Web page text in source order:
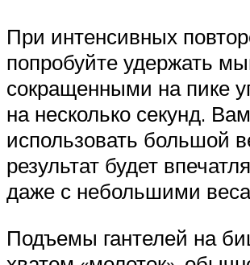
При интенсивных
попробуйте удержать
сокращенными на пике
на несколько секунд.
использовать большой
результат будет
даже с небольшими
Подъемы гантелей на